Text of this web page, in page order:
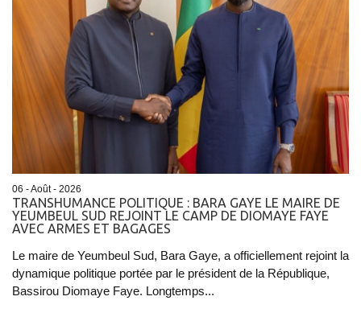
06 - Août - 2026
TRANSHUMANCE POLITIQUE : BARA GAYE LE MAIRE DE
YEUMBEUL SUD REJOINT LE CAMP DE DIOMAYE FAYE
AVEC ARMES ET BAGAGES
Le maire de Yeumbeul Sud, Bara Gaye, a officiellement rejoint la
dynamique politique portée par le président de la République,
Bassirou Diomaye Faye. Longtemps...